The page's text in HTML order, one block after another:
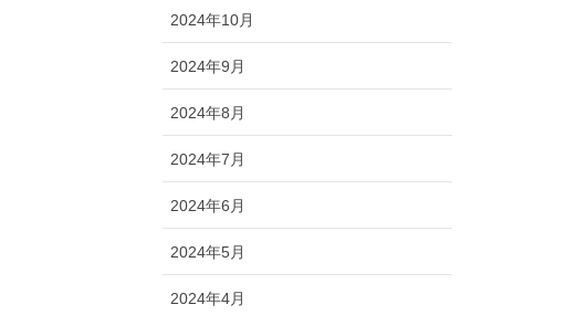
2024年10月
2024年9月
2024年8月
2024年7月
2024年6月
2024年5月
2024年4月